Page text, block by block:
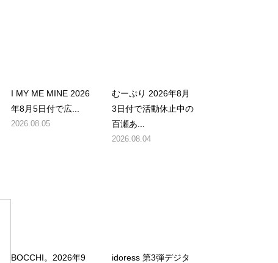
I MY ME MINE 2026
年8月5日付で広...
2026.08.05
むーぷり 2026年8月
3日付で活動休止中の
百瀬あ...
2026.08.04
BOCCHI。2026年9
idoress 第3弾デジタ